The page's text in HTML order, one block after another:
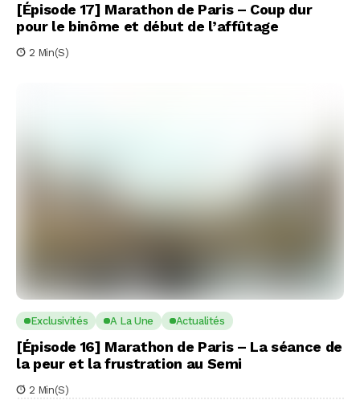
[Épisode 17] Marathon de Paris – Coup dur
pour le binôme et début de l’affûtage
2 Min(s)
Exclusivités A La Une Actualités
[Épisode 16] Marathon de Paris – La séance de
la peur et la frustration au Semi
2 Min(s)